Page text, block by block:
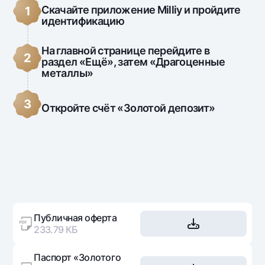
1
Скачайте приложение Milliy и пройдите
идентификацию
2
На главной странице перейдите в
раздел «Ещё», затем «Драгоценные
металлы»
3 Откройте счёт «Золотой депозит»
Публичная оферта
233.79 КБ
Паспорт «Золотого